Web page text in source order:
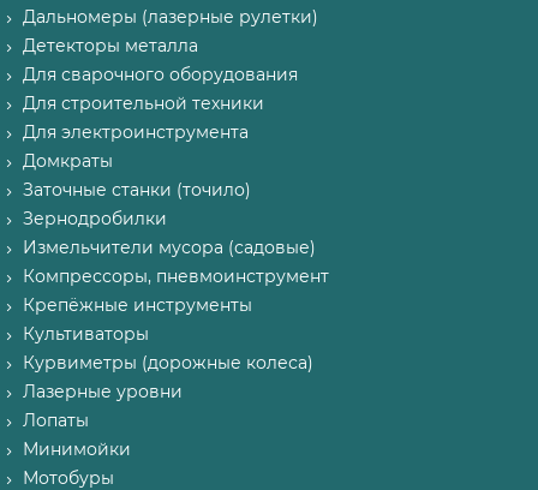
Дальномеры (лазерные рулетки)
Детекторы металла
Для сварочного оборудования
Для строительной техники
Для электроинструмента
Домкраты
Заточные станки (точило)
Зернодробилки
Измельчители мусора (садовые)
Компрессоры, пневмоинструмент
Крепёжные инструменты
Культиваторы
Курвиметры (дорожные колеса)
Лазерные уровни
Лопаты
Минимойки
Мотобуры